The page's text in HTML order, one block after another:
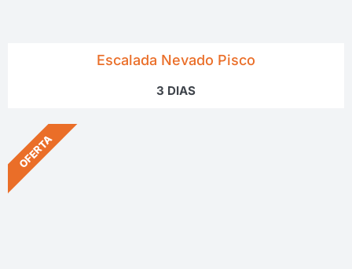
Escalada Nevado Pisco
3 DIAS
OFERTA